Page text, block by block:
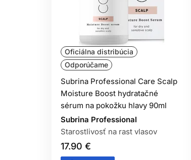
Oficiálna distribúcia
Odporúčame
Subrina Professional Care Scalp
Moisture Boost hydratačné
sérum na pokožku hlavy 90ml
Subrina Professional
Starostlivosť na rast vlasov
17.90 €